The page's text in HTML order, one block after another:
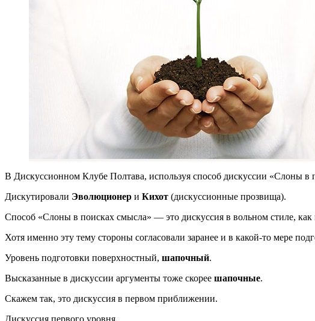
В Дискуссионном Клубе Полтава, используя способ дискуссии «Слоны
Дискутировали Эволюционер и Кихот (дискуссионные прозвища).
Способ «Слоны в поисках смысла» — это дискуссия в вольном стиле, как
Хотя именно эту тему стороны согласовали заранее и в какой-то мере
Уровень подготовки поверхностный, шапочный.
Высказанные в дискуссии аргументы тоже скорее шапочные.
Скажем так, это дискуссия в первом приближении.
Дискуссия первого уровня.